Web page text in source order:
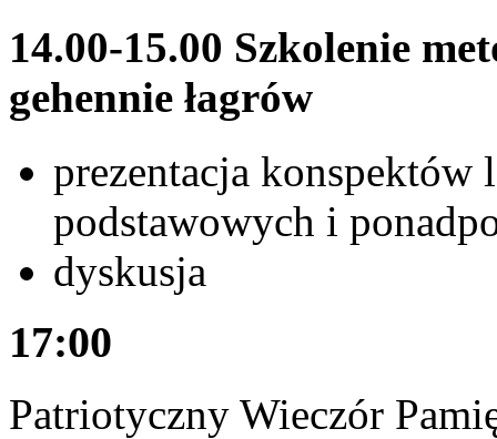
14.00-15.00 Szkolenie
gehennie łagrów
prezentacja konspektów
podstawowych i
dyskusja
17:00
Patriotyczny Wieczór